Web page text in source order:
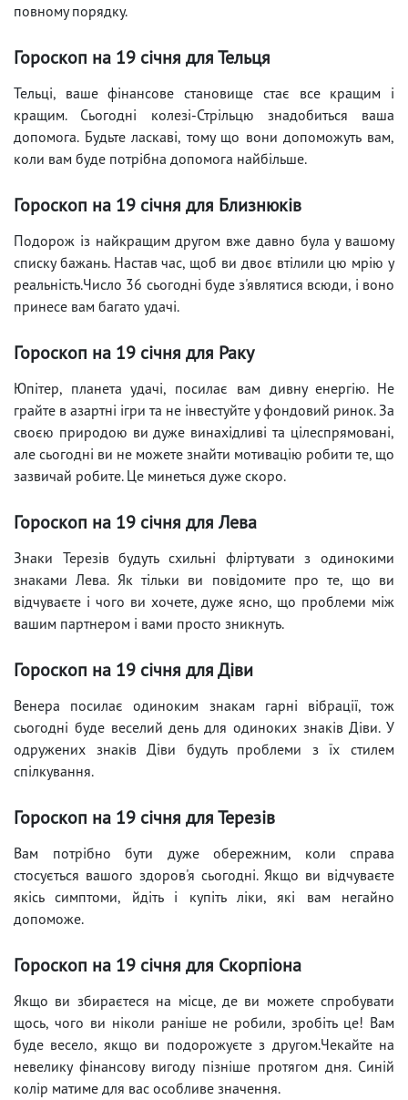
повному порядку.
Гороскоп на 19 січня для Тельця
Тельці, ваше фінансове становище стає все кращим і
кращим. Сьогодні колезі-Стрільцю знадобиться ваша
допомога. Будьте ласкаві, тому що вони допоможуть вам,
коли вам буде потрібна допомога найбільше.
Гороскоп на 19 січня для Близнюків
Подорож із найкращим другом вже давно була у вашому
списку бажань. Настав час, щоб ви двоє втілили цю мрію у
реальність.Число 36 сьогодні буде з'являтися всюди, і воно
принесе вам багато удачі.
Гороскоп на 19 січня для Раку
Юпітер, планета удачі, посилає вам дивну енергію. Не
грайте в азартні ігри та не інвестуйте у фондовий ринок. За
своєю природою ви дуже винахідливі та цілеспрямовані,
але сьогодні ви не можете знайти мотивацію робити те, що
зазвичай робите. Це минеться дуже скоро.
Гороскоп на 19 січня для Лева
Знаки Терезів будуть схильні фліртувати з одинокими
знаками Лева. Як тільки ви повідомите про те, що ви
відчуваєте і чого ви хочете, дуже ясно, що проблеми між
вашим партнером і вами просто зникнуть.
Гороскоп на 19 січня для Діви
Венера посилає одиноким знакам гарні вібрації, тож
сьогодні буде веселий день для одиноких знаків Діви. У
одружених знаків Діви будуть проблеми з їх стилем
спілкування.
Гороскоп на 19 січня для Терезів
Вам потрібно бути дуже обережним, коли справа
стосується вашого здоров'я сьогодні. Якщо ви відчуваєте
якісь симптоми, йдіть і купіть ліки, які вам негайно
допоможе.
Гороскоп на 19 січня для Скорпіона
Якщо ви збираєтеся на місце, де ви можете спробувати
щось, чого ви ніколи раніше не робили, зробіть це! Вам
буде весело, якщо ви подорожуєте з другом.Чекайте на
невелику фінансову вигоду пізніше протягом дня. Синій
колір матиме для вас особливе значення.